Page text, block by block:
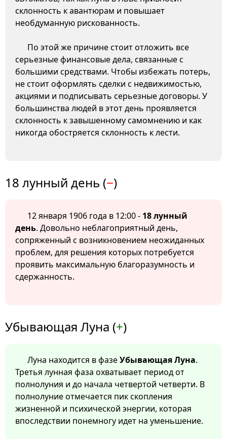
склонность к авантюрам и повышает
необдуманную рискованность.
По этой же причине стоит отложить все
серьезные финансовые дела, связанные с
большими средствами. Чтобы избежать потерь,
не стоит оформлять сделки с недвижимостью,
акциями и подписывать серьезные договоры. У
большинства людей в этот день проявляется
склонность к завышенному самомнению и как
никогда обостряется склонность к лести.
18 лунный день (−)
12 января 1906 года в 12:00 - 18 лунный
день. Довольно неблагоприятный день,
сопряженный с возникновением неожиданных
проблем, для решения которых потребуется
проявить максимальную благоразумность и
сдержанность.
Убывающая Луна (+)
Луна находится в фазеУбывающая Луна.
Третья лунная фаза охватывает период от
полнолуния и до начала четвертой четверти. В
полнолуние отмечается пик скопления
жизненной и психической энергии, которая
впоследствии понемногу идет на уменьшение.